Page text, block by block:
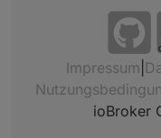
Impressum
ioBroker